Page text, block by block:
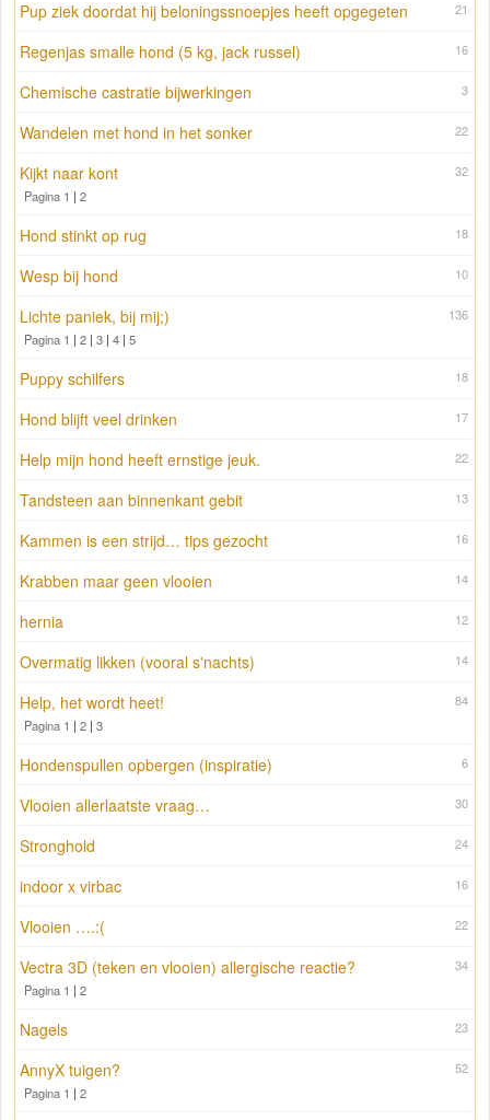
21
Pup ziek doordat hij beloningssnoepjes heeft opgegeten
16
Regenjas smalle hond (5 kg, jack russel)
3
Chemische castratie bijwerkingen
22
Wandelen met hond in het sonker
32
Kijkt naar kont
Pagina 1 | 2
18
Hond stinkt op rug
10
Wesp bij hond
136
Lichte paniek, bij mij;)
Pagina 1 | 2 | 3 | 4 | 5
18
Puppy schilfers
17
Hond blijft veel drinken
22
Help mijn hond heeft ernstige jeuk.
13
Tandsteen aan binnenkant gebit
16
Kammen is een strijd… tips gezocht
14
Krabben maar geen vlooien
12
hernia
14
Overmatig likken (vooral s'nachts)
84
Help, het wordt heet!
Pagina 1 | 2 | 3
6
Hondenspullen opbergen (inspiratie)
30
Vlooien allerlaatste vraag…
24
Stronghold
16
indoor x virbac
22
Vlooien ….:(
34
Vectra 3D (teken en vlooien) allergische reactie?
Pagina 1 | 2
23
Nagels
52
AnnyX tuigen?
Pagina 1 | 2